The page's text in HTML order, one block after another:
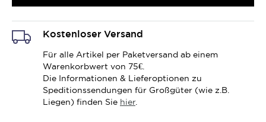
Kostenloser Versand
Für alle Artikel per Paketversand ab einem
Warenkorbwert von 75€.
Die Informationen & Lieferoptionen zu
Speditionssendungen für Großgüter (wie z.B.
Liegen) finden Sie hier.